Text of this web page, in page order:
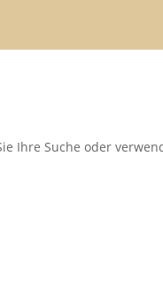
Ihre Suche oder